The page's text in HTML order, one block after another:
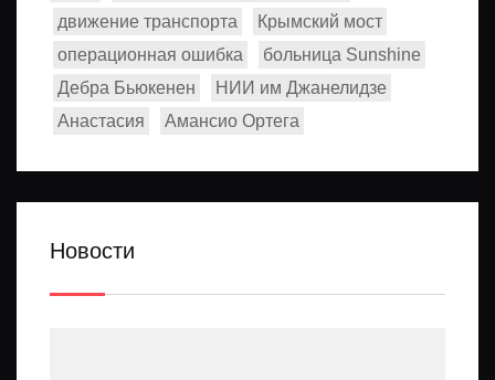
движение транспорта
Крымский мост
операционная ошибка
больница Sunshine
Дебра Бьюкенен
НИИ им Джанелидзе
Анастасия
Амансио Ортега
Новости